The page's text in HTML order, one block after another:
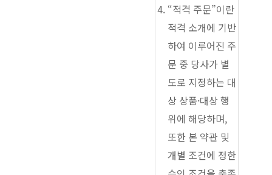
“적격 주문”이란
적격 소개에 기반
하여 이루어진 주
문 중 당사가 별
도로 지정하는 대
상 상품·대상 행
위에 해당하며,
또한 본 약관 및
개별 조건에 정한